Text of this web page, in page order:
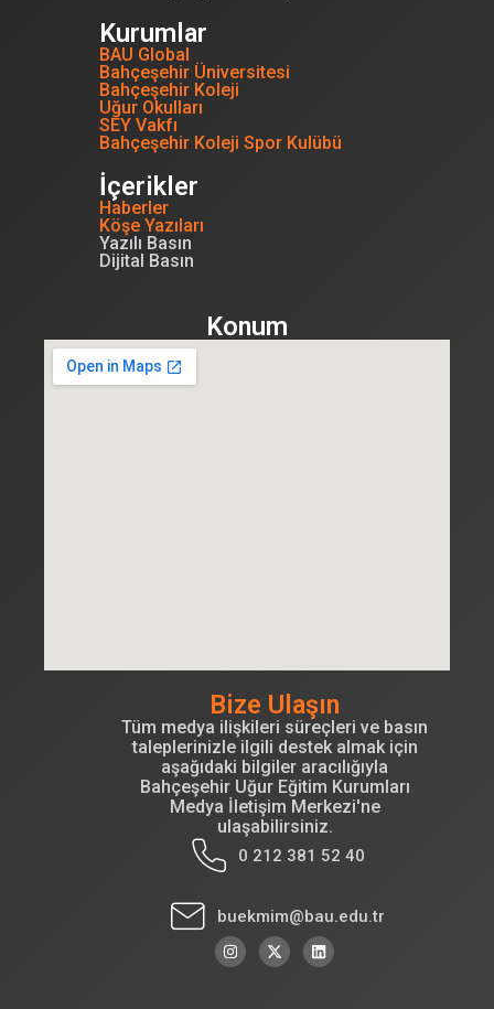
Kurumlar
BAU Global
Bahçeşehir Üniversitesi
Bahçeşehir Koleji
Uğur Okulları
SEY Vakfı
Bahçeşehir Koleji Spor Kulübü
İçerikler
Haberler
Köşe Yazıları
Yazılı Basın
Dijital Basın
Konum
Bize Ulaşın
Tüm medya ilişkileri süreçleri ve basın
taleplerinizle ilgili destek almak için
aşağıdaki bilgiler aracılığıyla
Bahçeşehir Uğur Eğitim Kurumları
Medya İletişim Merkezi'ne
ulaşabilirsiniz.
0 212 381 52 40
buekmim@bau.edu.tr